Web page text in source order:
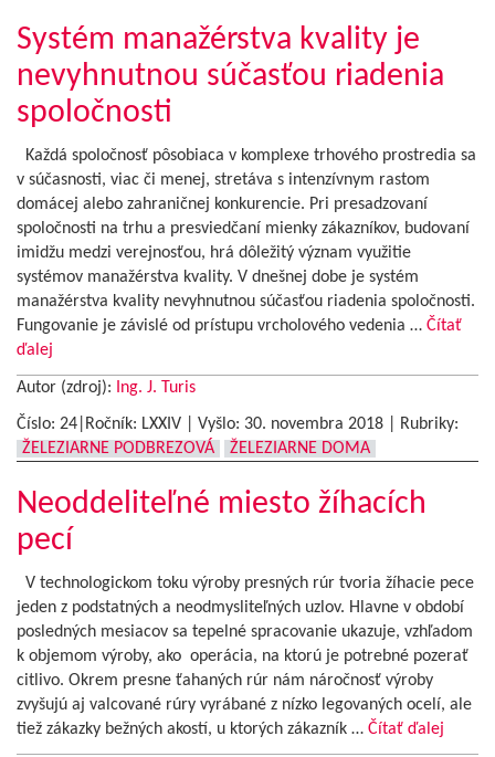
Systém manažérstva kvality je
nevyhnutnou súčasťou riadenia
spoločnosti
Každá spoločnosť pôsobiaca v komplexe trhového prostredia sa
v súčasnosti, viac či menej, stretáva s intenzívnym rastom
domácej alebo zahraničnej konkurencie. Pri presadzovaní
spoločnosti na trhu a presviedčaní mienky zákazníkov, budovaní
imidžu medzi verejnosťou, hrá dôležitý význam využitie
systémov manažérstva kvality. V dnešnej dobe je systém
manažérstva kvality nevyhnutnou súčasťou riadenia spoločnosti.
Fungovanie je závislé od prístupu vrcholového vedenia … Čítať
ďalej
Autor (zdroj): Ing. J. Turis
Číslo: 24|Ročník: LXXIV | Vyšlo: 30. novembra 2018
Rubriky:
ŽELEZIARNE PODBREZOVÁ
ŽELEZIARNE DOMA
Neoddeliteľné miesto žíhacích
pecí
V technologickom toku výroby presných rúr tvoria žíhacie pece
jeden z podstatných a neodmysliteľných uzlov. Hlavne v období
posledných mesiacov sa tepelné spracovanie ukazuje, vzhľadom
k objemom výroby, ako operácia, na ktorú je potrebné pozerať
citlivo. Okrem presne ťahaných rúr nám náročnosť výroby
zvyšujú aj valcované rúry vyrábané z nízko legovaných ocelí, ale
tiež zákazky bežných akostí, u ktorých zákazník … Čítať ďalej